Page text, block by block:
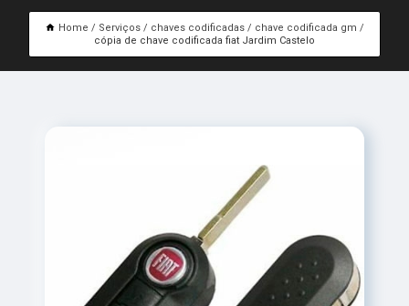
Home Serviços chaves codificadas
chave codificada gm
cópia de chave codificada fiat Jardim Castelo